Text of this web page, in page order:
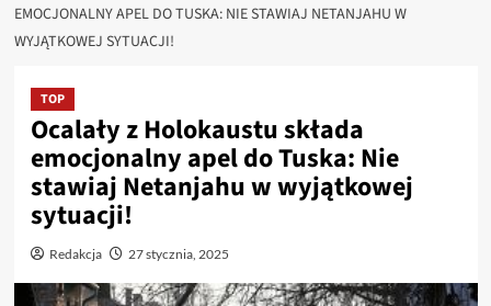
EMOCJONALNY APEL DO TUSKA: NIE STAWIAJ NETANJAHU W
WYJĄTKOWEJ SYTUACJI!
TOP
Ocalały z Holokaustu składa
emocjonalny apel do Tuska: Nie
stawiaj Netanjahu w wyjątkowej
sytuacji!
Redakcja 27 stycznia, 2025